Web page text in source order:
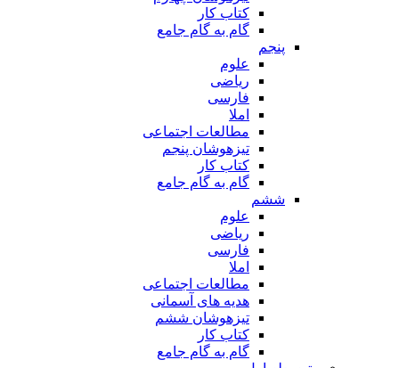
کتاب کار
گام به گام جامع
پنجم
علوم
ریاضی
فارسی
املا
مطالعات اجتماعی
تیزهوشان پنجم
کتاب کار
گام به گام جامع
ششم
علوم
ریاضی
فارسی
املا
مطالعات اجتماعی
هدیه های آسمانی
تیزهوشان ششم
کتاب کار
گام به گام جامع